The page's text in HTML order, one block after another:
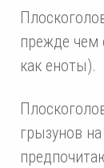
прежде чем
как еноты).
грызунов